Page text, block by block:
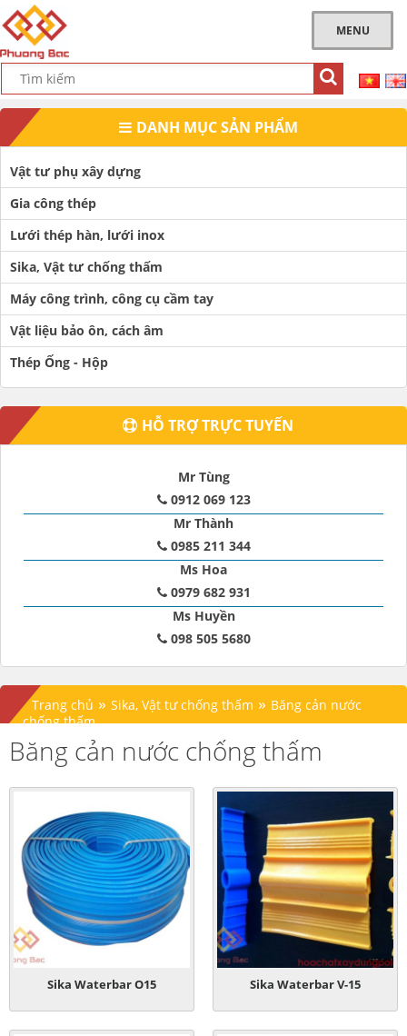
MENU
DANH MỤC SẢN PHẨM
Vật tư phụ xây dựng
Gia công thép
Lưới thép hàn, lưới inox
Sika, Vật tư chống thấm
Máy công trình, công cụ cầm tay
Vật liệu bảo ôn, cách âm
Thép Ống - Hộp
HỖ TRỢ TRỰC TUYẾN
Mr Tùng
0912 069 123
Mr Thành
0985 211 344
Ms Hoa
0979 682 931
Ms Huyền
098 505 5680
Trang chủ » Sika, Vật tư chống thấm » Băng cản nước
chống thấm
Băng cản nước chống thấm
Sika Waterbar O15 Sika Waterbar V-15